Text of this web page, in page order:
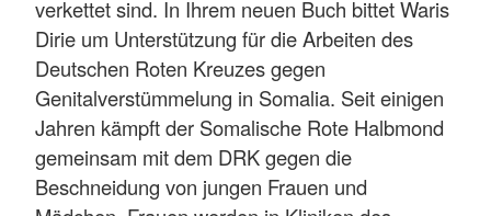
verkettet sind. In Ihrem neuen Buch bittet Waris
Dirie um Unterstützung für die Arbeiten des
Deutschen Roten Kreuzes gegen
Genitalverstümmelung in Somalia. Seit einigen
Jahren kämpft der Somalische Rote Halbmond
gemeinsam mit dem DRK gegen die
Beschneidung von jungen Frauen und